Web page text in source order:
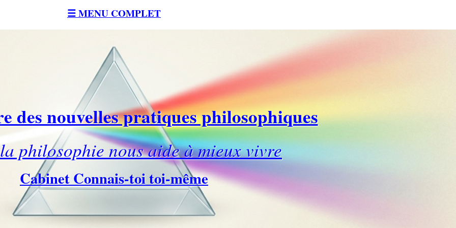
☰ MENU COMPLET
des nouvelles pratiques philosophiques
philosophie nous aide à mieux vivre
Cabinet Connais-toi toi-même